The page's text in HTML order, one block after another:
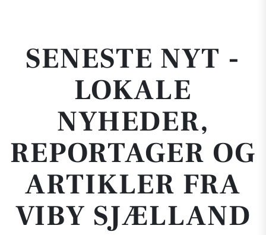
SENESTE NYT -
LOKALE
NYHEDER,
REPORTAGER OG
ARTIKLER FRA
VIBY SJÆLLAND